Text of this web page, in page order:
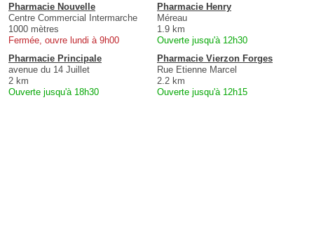
Pharmacie Nouvelle
Centre Commercial Intermarche
1000 mètres
Fermée, ouvre lundi à 9h00
Pharmacie Henry
Méreau
1.9 km
Ouverte jusqu'à 12h30
Pharmacie Principale
avenue du 14 Juillet
2 km
Ouverte jusqu'à 18h30
Pharmacie Vierzon Forges
Rue Etienne Marcel
2.2 km
Ouverte jusqu'à 12h15